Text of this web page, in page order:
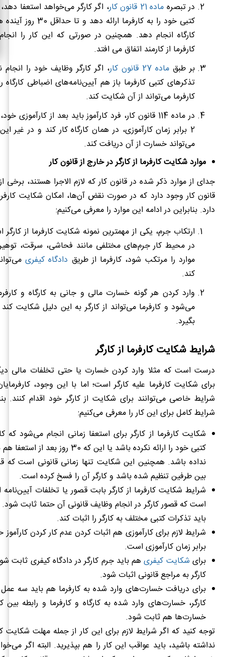
در تبصره ماده 21 قانون کار
، اگر کارگر می‌خواهد استعفا دهد،
کتبی خود را به کارفرما
کارگاه انجام دهد. همچنین در صورتی که این کار را
کارفرما از کارمند اتفاق می افتد.
بر طبق ماده 27 قانون کار
، اگر کارگر وظایف خود را
تذکرهای کتبی کارفرما باز هم آیین‌نامه‌های اضباطی کارگاه
کارفرما می‌تواند از آن شکایت کند.
در ماده 114 قانون کار، فرد کارآموز باید بعد از
2 برابر زمان کارآموزی، در همان کارگاه کار کند و در غیر
می‌تواند خسارت از آن دریافت کند.
موارد شکایت کارفرما از کارگر در خارج از قانون کار
جدای از موارد ذکر شده در قانون کار که لازم الاجرا هستند، برخی
قانون کار وجود دارد که در صورت نقض آن‌ها، امکان شکایت
دارد. بنابراین در ادامه این موارد را معرفی می‌کنیم:
ارتکاب جرم، یکی از مهمترین نمونه شکایت کارفرما از
در محیط کار جرم‌های مختلفی مانند فحاشی، سرقت،
موارد را مرتکب شود، کارفرما از طریق دادگاه کیفری
کند.
وارد کردن هر گونه خسارت مالی و جانی به کارگاه و
می‌شود و کارفرما می‌تواند از کارگر به این دلیل شکایت
بگیرد.
شرایط شکایت کارفرما از کارگر
درست است که مثلا وارد کردن خسارت یا حتی تخلفات مالی
برای شکایت کارفرما علیه کارگر است؛ اما با این وجود،
شرایط خاصی می‌توانند برای شکایت از کارگر خود اقدام کنند.
شرایط کامل برای این کار را معرفی می‌کنیم:
شکایت کارفرما از کارگر برای استعفا زمانی انجام می‌شود که
کتبی خود را ارائه نکرده باشد یا این که 30
نداده باشد. همچنین این شکایت تنها زمانی قانونی است که
بین طرفین تنظیم شده باشد و کارگر آن را فسخ کرده است.
شرایط شکایت کارفرما از کارگر بابت قصور یا تخلفات
است که قصور کارگر در انجام وظایف قانونی آن حتما ثابت شود.
باید تذکرات کتبی مختلف به کارگر را اثبات کند.
برابر زمان کارآموزی است.
برای شکایت کیفریهم باید جرم کارگر در دادگاه کیفری ثابت
کارگر به مراجع قانونی اثبات شود.
برای دریافت خسارت‌های وارد شده به کارفرما هم باید سه عمل
کارگر، خسارت‌های وارد شده به کارگاه و کارفرما و رابطه بین
خسارت‌ها هم ثابت شود.
توجه کنید که اگر شرایط لازم برای این کار از جمله مهلت شکایت
نداشته باشید، باید عواقب این کار را هم بپذیرید. البته اگر